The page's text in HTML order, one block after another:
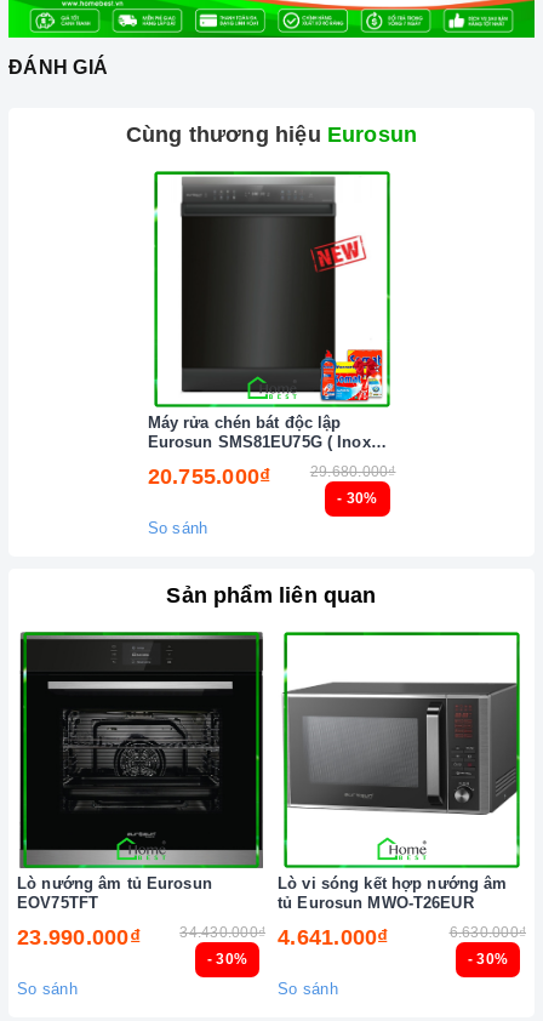
không gian, màn hình điều khiển kỹ thuật số Digitaldễ
dàng sử dụng, đầy đủ ký tự và biểu tượng khởi động,
ăn, chế độ làm sạch tự động
Self – Clean Function
Với những ưu điểm nổi bật như trên thì
TÍCH HỢP LÒ HẤP, LÒ VI SÓNG OMS36EG
là một trong những người bạn đồng hành thân thiết nhất
của người nội trợ, là vật dụng không thể trong gian bếp
năng động và luôn bận rộn đối với những người nội trợ
vừa phải làm nhiều công việc lại còn chăm sóc cho bữa
ăn của gia đình mình.
Ảnh minh họa
ĐÁNH GIÁ
Cùng thương hiệu Eurosun
- 30%
Máy rửa chén bát độc lập
Eurosun SMS81EU75G ( Inox
20.755.000₫ 29.680.000₫
So sánh
Sản phẩm liên quan
- 30%
Lò nướng âm tủ Eurosun
EOV75TFT
23.990.000₫ 34.430.000₫
So sánh
- 30%
Lò vi sóng kết hợp nướng âm
tủ Eurosun MWO-T26EUR
4.641.000₫ 6.630.000₫
So sánh